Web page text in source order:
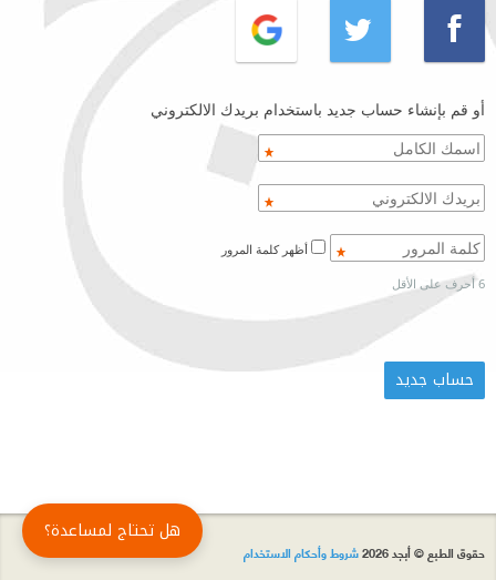
أو قم بإنشاء حساب جديد باستخدام بريدك الالكتروني
6 أحرف على الأقل
حقوق الطبع © أبجد 2026 شروط وأحكام الاستخدام
هل تحتاج لمساعدة؟